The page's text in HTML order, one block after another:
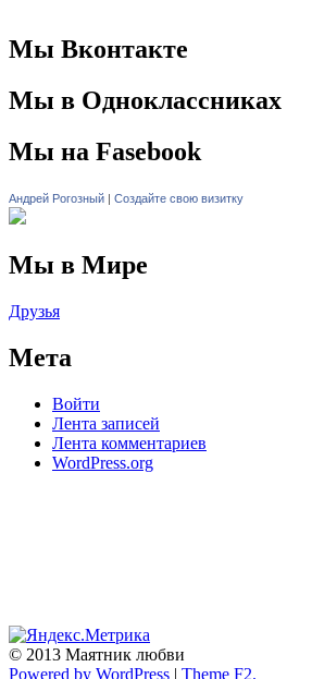
Мы Вконтакте
Мы в Одноклассниках
Мы на Fasebook
Андрей Рогозный Создайте свою визитку
Мы в Мире
Друзья
Мета
Войти
Лента записей
Лента комментариев
WordPress.org
© 2013 Маятник любви
Powered by WordPress | Theme F2.